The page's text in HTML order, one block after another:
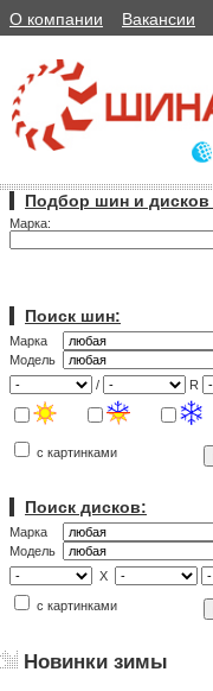
О компании Вакансии
Подбор шин и дисков
Марка:
Поиск шин:
Марка
Модель
/
R
с картинками
Поиск дисков:
Марка
Модель
X
с картинками
Новинки зимы